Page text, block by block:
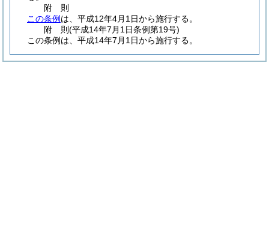
附 則
この条例 は、平成12年4月1日から施行する。
附 則(平成14年7月1日条例第19号)
この条例は、平成14年7月1日から施行する。